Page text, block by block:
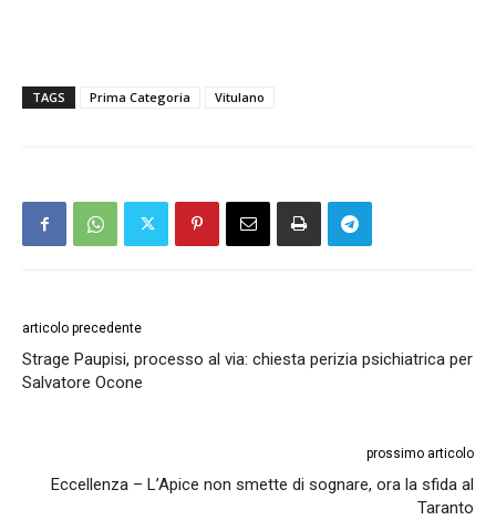
TAGS Prima Categoria Vitulano
articolo precedente
Strage Paupisi, processo al via: chiesta perizia psichiatrica per
Salvatore Ocone
prossimo articolo
Eccellenza – L’Apice non smette di sognare, ora la sfida al
Taranto